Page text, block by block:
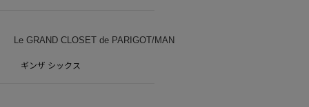
Le GRAND CLOSET de PARIGOT/MAN
ギンザ シックス